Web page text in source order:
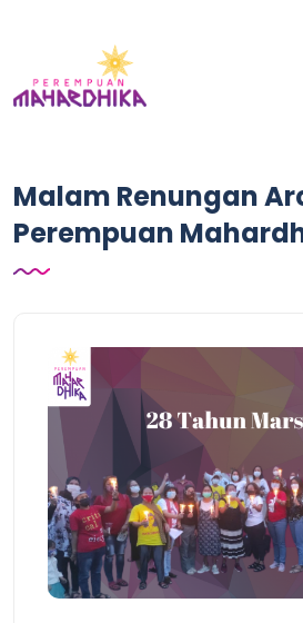
Malam Renungan
Perempuan